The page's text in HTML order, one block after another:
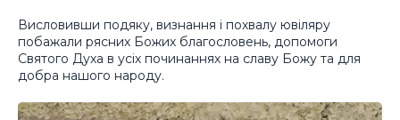
Висловивши подяку, визнання і похвалу ювіляру
побажали рясних Божих благословень, допомоги
Святого Духа в усіх починаннях на славу Божу та для
добра нашого народу.